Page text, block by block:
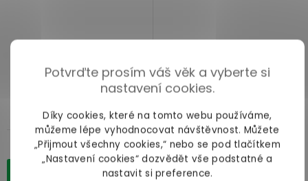
Potvrďte prosím váš věk a vyberte si
nastavení cookies.
Díky cookies, které na tomto webu používáme,
můžeme lépe vyhodnocovat návštěvnost. Můžete
„Přijmout všechny cookies,“ nebo se pod tlačítkem
„Nastavení cookies“ dozvědět vše podstatné a
nastavit si preference.
prostěradlo s nafukovacím
skladem
2 019 Kč
prostěradlo Fetish Collection
bordeaux
na cestě
629 Kč
Do košíku